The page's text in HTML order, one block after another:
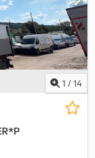
control: key
- Single pedal -
1200 mm /
- Rear tire size: 23
500 mm - LSP 0.6
1 / 14